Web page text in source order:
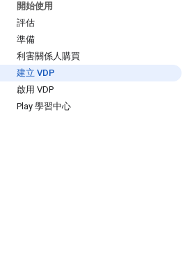
開始使用
評估
準備
利害關係人購買
建立 VDP
啟用 VDP
Play 學習中心